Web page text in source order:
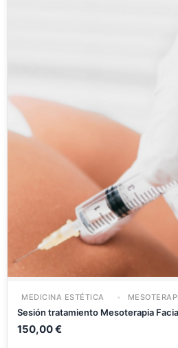
MEDICINA ESTÉTICA
Sesión tratamiento Mesoterapia
150,00€